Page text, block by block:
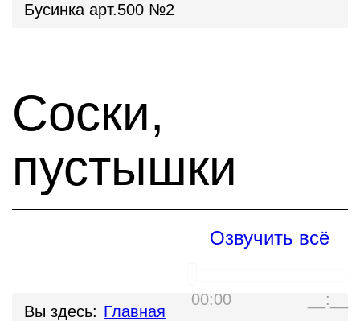
Бусинка арт.500 №2
Соски,
пустышки
Озвучить всё
00:00 __:__
Вы здесь: Главная